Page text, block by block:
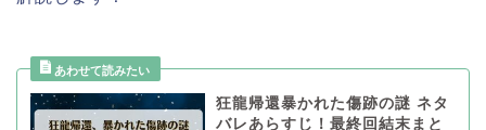
狂龍帰還暴かれた傷跡の謎 ネタ
バレあらすじ！最終回結末まと